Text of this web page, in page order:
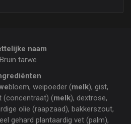
naam
Bruin tarwe
bloem, weipoeder (melk), gist,
(concentraat) (melk), dextrose,
olie (raapzaad), bakkerszout,
gehard plantaardig vet (palm),